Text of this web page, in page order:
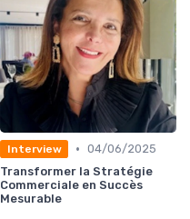
Interview • 04/06/2025
Transformer la Stratégie
Commerciale en Succès
Mesurable